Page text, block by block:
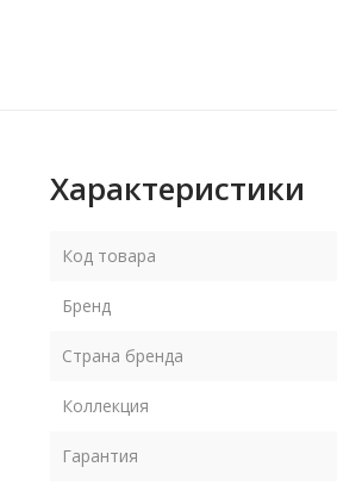
Характеристики
Код товара
Бренд
Страна бренда
Коллекция
Гарантия